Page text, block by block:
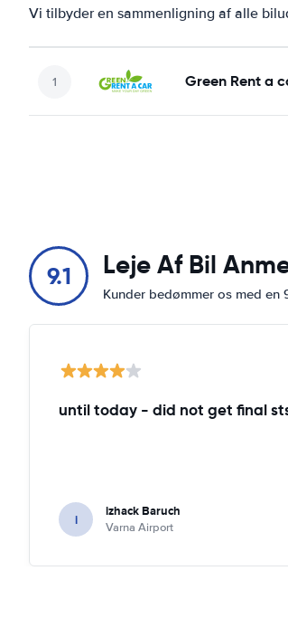
Vi tilbyder en sammenligning af alle
Green Rent a
9.1 Leje Af Bil
Kunder bedømmer os med en
i izhack Baruch
Varna Airport